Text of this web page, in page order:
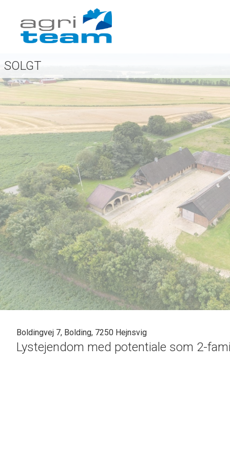
SOLGT
Boldingvej 7, Bolding, 7250 Hejnsvig
Lystejendom med potentiale som 2-